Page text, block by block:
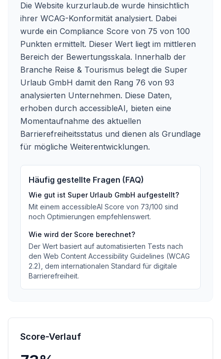
Die Website kurzurlaub.de wurde hinsichtlich
ihrer WCAG-Konformität analysiert. Dabei
wurde ein Compliance Score von 75 von 100
Punkten ermittelt. Dieser Wert liegt im mittleren
Bereich der Bewertungsskala. Innerhalb der
Branche Reise & Tourismus belegt die Super
Urlaub GmbH damit den Rang 76 von 93
analysierten Unternehmen. Diese Daten,
erhoben durch accessibleAI, bieten eine
Momentaufnahme des aktuellen
Barrierefreiheitsstatus und dienen als Grundlage
für mögliche Weiterentwicklungen.
Häufig gestellte Fragen (FAQ)
Wie gut ist Super Urlaub GmbH aufgestellt?
Mit einem accessibleAI Score von 73/100 sind
noch Optimierungen empfehlenswert.
Wie wird der Score berechnet?
Der Wert basiert auf automatisierten Tests nach
den Web Content Accessibility Guidelines (WCAG
2.2), dem internationalen Standard für digitale
Barrierefreiheit.
Score-Verlauf